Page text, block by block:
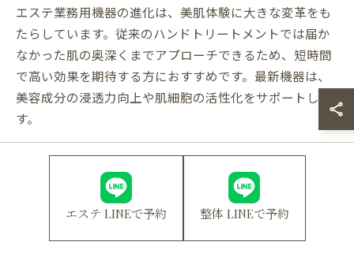
エステ業務用機器の進化は、美肌体験に大きな変革をも
たらしています。従来のハンドトリートメントでは届か
なかった肌の奥深くまでアプローチできるため、短時間
で高い効果を期待する方におすすめです。最新機器は、
美容成分の浸透力向上や肌細胞の活性化をサポートしま
す。
具体的には、EMS（電気筋肉刺激）や高周波、クライオ
（冷却）機能などが搭載された複合機が増えています。
これらの機器は、フェイスラインの引き締めや小顔効
果、毛穴の開き抑制など、多角的な美肌ケアを実現しま
エステ LINEで予約 整体 LINEで予約